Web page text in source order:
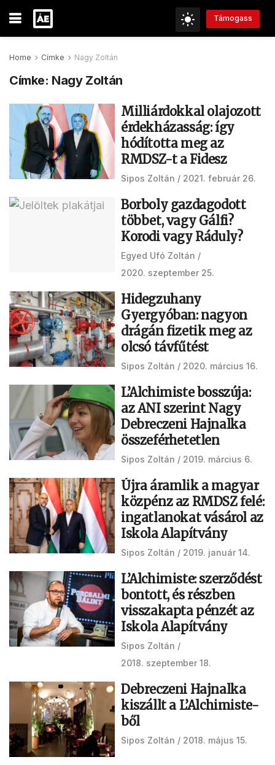
Támogass
Home Címke Nagy Zoltán
Címke: Nagy Zoltán
Milliárdokkal olajozott
érdekházasság: így
hódította meg az
RMDSZ-t a Fidesz
Sipos Zoltán 2021. február 26.
Borboly gazdagodott
többet, vagy Gálfi?
Korodi vagy Ráduly?
Egyed Ufó Zoltán
2020. szeptember 25.
Hidegzuhany
Gyergyóban: nagyon
drágán fizetik meg az
olcsó távfűtést
Sipos Zoltán 2020. március 16.
L’Alchimiste bosszúja:
az ANI szerint Nagy
Debreczeni Hajnalka
összeférhetetlen
Sipos Zoltán 2019. március 6.
Újra áramlik a magyar
közpénz az RMDSZ felé:
ingatlanokat vásárol az
Iskola Alapítvány
Sipos Zoltán 2019. január 14.
L’Alchimiste: szerződést
bontott, és részben
visszakapta pénzét az
Iskola Alapítvány
Sipos Zoltán
2018. szeptember 18.
Debreczeni Hajnalka
kiszállt a L’Alchimiste-
ből
Sipos Zoltán 2018. május 15.